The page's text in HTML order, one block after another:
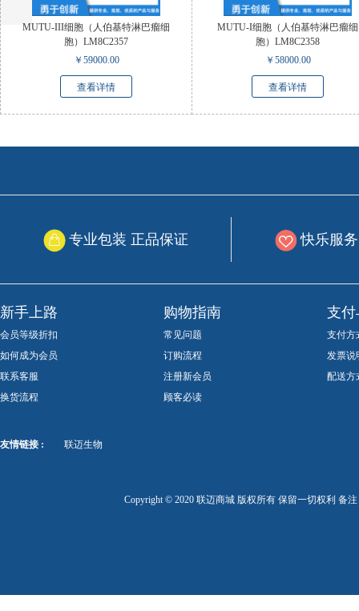
MUTU-III细胞（人伯基特淋巴瘤细
胞）LM8C2357
￥ 59000.00
查看详情
MUTU-I细胞（人伯基特淋巴瘤细
胞）LM8C2358
￥ 58000.00
查看详情
专业包装 正品保证 快乐服
新手上路
会员等级折扣
如何成为会员
联系客服
换货流程
购物指南
常见问题
订购流程
注册新会员
顾客必读
支付
支付方
发票说
配送方
友情链接 : 联迈生物
Copyright © 2020 联迈商城 版权所有 保留一切权利 备